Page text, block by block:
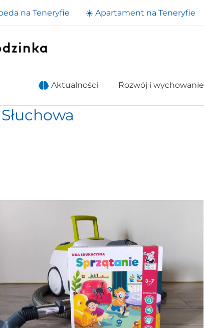
na Teneryfie ☀️ Apartament na Teneryfie
Aktualności Rozwój i wychowanie